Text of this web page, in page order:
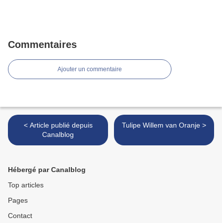
Commentaires
Ajouter un commentaire
< Article publié depuis
Canalblog
Tulipe Willem van Oranje >
Hébergé par Canalblog
Top articles
Pages
Contact